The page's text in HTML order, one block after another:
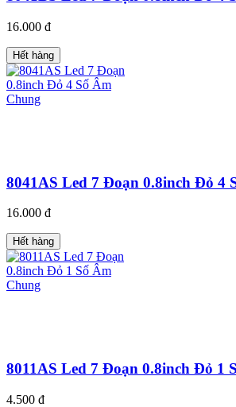
16.000 đ
Hết hàng
8041AS Led 7 Đoạn 0.8inch Đỏ 4
16.000 đ
Hết hàng
8011AS Led 7 Đoạn 0.8inch Đỏ 1
4.500 đ